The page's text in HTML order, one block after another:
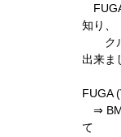
知り、
クル
出来
FUGA
⇒
て